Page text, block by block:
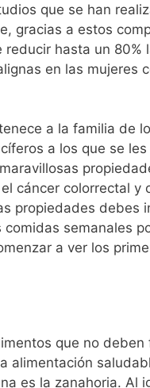
que se han
gracias a estos
reducir hasta un 80%
en las mujeres
a la familia de
a los que se les
cáncer colorrectal y
propiedades debes
comidas semanales
a ver los
que no deben
alimentación
es la zanahoria. Al